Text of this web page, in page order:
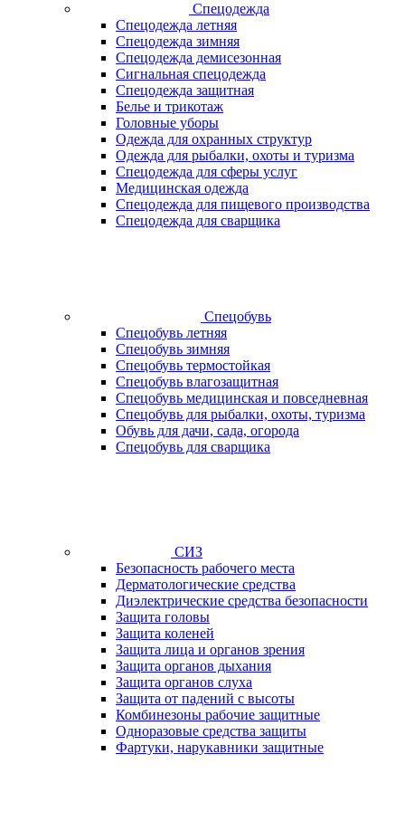
Спецодежда
Спецодежда летняя
Спецодежда зимняя
Спецодежда демисезонная
Сигнальная спецодежда
Спецодежда защитная
Белье и трикотаж
Головные уборы
Одежда для охранных структур
Одежда для рыбалки, охоты и туризма
Спецодежда для сферы услуг
Медицинская одежда
Спецодежда для пищевого производства
Спецодежда для сварщика
Спецобувь
Спецобувь летняя
Спецобувь зимняя
Спецобувь термостойкая
Спецобувь влагозащитная
Спецобувь медицинская и повседневная
Спецобувь для рыбалки, охоты, туризма
Обувь для дачи, сада, огорода
Спецобувь для сварщика
СИЗ
Безопасность рабочего места
Дерматологические средства
Диэлектрические средства безопасности
Защита головы
Защита коленей
Защита лица и органов зрения
Защита органов дыхания
Защита органов слуха
Защита от падений с высоты
Комбинезоны рабочие защитные
Одноразовые средства защиты
Фартуки, нарукавники защитные